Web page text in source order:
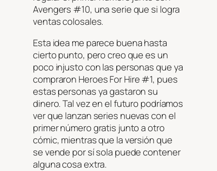
Avengers #10, una serie que si logra
ventas colosales.
Esta idea me parece buena hasta
cierto punto, pero creo que es un
poco injusto con las personas que ya
compraron Heroes For Hire #1, pues
estas personas ya gastaron su
dinero. Tal vez en el futuro podríamos
ver que lanzan series nuevas con el
primer número gratis junto a otro
cómic, mientras que la versión que
se vende por sí sola puede contener
alguna cosa extra.